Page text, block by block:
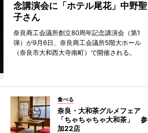
念講演会に「ホテル尾花」中野聖
子さん
奈良商工会議所創立80周年記念講演会（第1
弾）が9月6日、奈良商工会議所5階大ホール
（奈良市大和西大寺南町）で開催される。
食べる
奈良・大和茶グルメフェア
「ちゃちゃちゃ大和茶」 参
加22店